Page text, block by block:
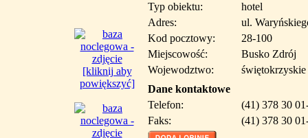
[kliknij aby
powiększyć]
Typ obiektu:
hotel
Adres:
ul.
Kod pocztowy:
28-100
Miejscowość:
Busko Zdrój
Wojewodztwo:
świętokrzyskie
Dane kontaktowe
Telefon:
(41) 378 30
Faks:
(41) 378 30